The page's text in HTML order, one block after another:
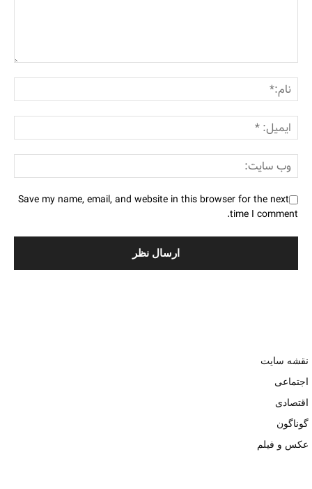
Save my name, email, and website in this browser for the next
time I comment.
نقشه سایت
اجتماعی
اقتصادی
گوناگون
عکس و فیلم